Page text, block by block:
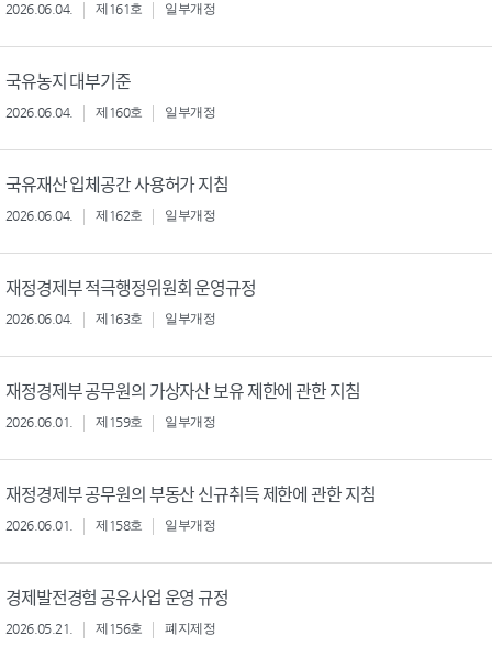
2026.06.04. 제161호 일부개정
국유농지 대부기준
2026.06.04. 제160호 일부개정
국유재산 입체공간 사용허가 지침
2026.06.04. 제162호 일부개정
재정경제부 적극행정위원회 운영규정
2026.06.04. 제163호 일부개정
재정경제부 공무원의 가상자산 보유 제한에 관한 지침
2026.06.01. 제159호 일부개정
재정경제부 공무원의 부동산 신규취득 제한에 관한 지침
2026.06.01. 제158호 일부개정
경제발전경험 공유사업 운영 규정
2026.05.21. 제156호 폐지제정